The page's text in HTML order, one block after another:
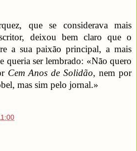
que se considerava mais
deixou bem claro que o
a sua paixão principal, a mais
queria ser lembrado: «Não quero
Cem Anos de Solidão, nem por
mas sim pelo jornal.»